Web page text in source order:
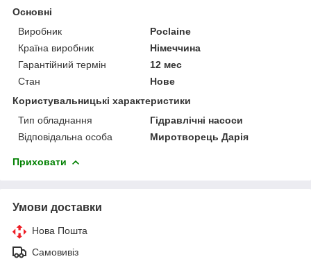
Основні
Виробник
Poclaine
Країна виробник
Німеччина
Гарантійний термін
12 мес
Стан
Нове
Користувальницькі характеристики
Тип обладнання
Гідравлічні насоси
Відповідальна особа
Миротворець Дарія
Приховати
Умови доставки
Нова Пошта
Самовивіз